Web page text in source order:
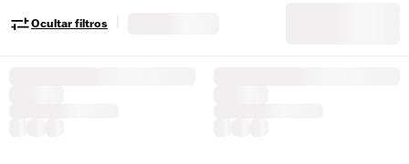
Ocultar filtros